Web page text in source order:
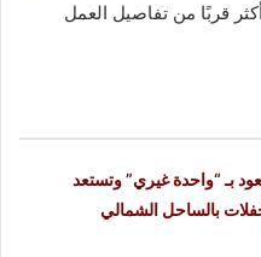
قربًا من تفاصيل العمل
بـ “واحدة غيري” وتستعد
بالساحل الشمالي